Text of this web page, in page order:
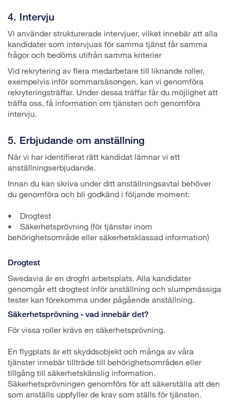
4. Intervju
Vi använder strukturerade intervjuer, vilket innebär att alla
kandidater som intervjuas för samma tjänst får samma
frågor och bedöms utifrån samma kriterier
Vid rekrytering av flera medarbetare till liknande roller,
exempelvis inför sommarsäsongen, kan vi genomföra
rekryteringsträffar. Under dessa träffar får du möjlighet att
träffa oss, få information om tjänsten och genomföra
intervju.
5. Erbjudande om anställning
När vi har identifierat rätt kandidat lämnar vi ett
anställningserbjudande.
Innan du kan skriva under ditt anställningsavtal behöver
du genomföra och bli godkänd i följande moment:
• Drogtest
• Säkerhetsprövning (för tjänster inom
behörighetsområde eller säkerhetsklassad information)
Drogtest
Swedavia är en drogfri arbetsplats. Alla kandidater
genomgår ett drogtest inför anställning och slumpmässiga
tester kan förekomma under pågående anställning.
Säkerhetsprövning - vad innebär det?
För vissa roller krävs en säkerhetsprövning.
En flygplats är ett skyddsobjekt och många av våra
tjänster innebär tillträde till behörighetsområden eller
tillgång till säkerhetskänslig information.
Säkerhetsprövningen genomförs för att säkerställa att den
som anställs uppfyller de krav som ställs för tjänsten.